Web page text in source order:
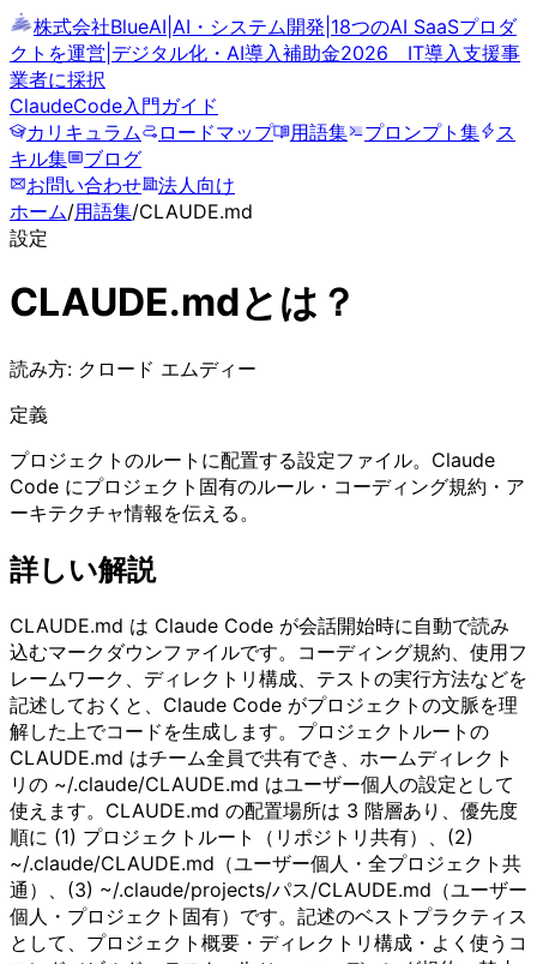
株式会社BlueAI AI・システム開発 18つのAI SaaSプロダ
クトを運営 デジタル化・AI導入補助金2026 IT導入支援事
業者に採択
ClaudeCode入門ガイド
カリキュラム
ロードマップ 用語集 プロンプト集
ス
キル集
ブログ
お問い合わせ
法人向け
ホーム/用語集/CLAUDE.md
設定
CLAUDE.mdとは？
読み方: クロード エムディー
定義
プロジェクトのルートに配置する設定ファイル。Claude
Code にプロジェクト固有のルール・コーディング規約・ア
ーキテクチャ情報を伝える。
詳しい解説
CLAUDE.md は Claude Code が会話開始時に自動で読み
込むマークダウンファイルです。コーディング規約、使用フ
レームワーク、ディレクトリ構成、テストの実行方法などを
記述しておくと、Claude Code がプロジェクトの文脈を理
解した上でコードを生成します。プロジェクトルートの
CLAUDE.md はチーム全員で共有でき、ホームディレクト
リの ~/.claude/CLAUDE.md はユーザー個人の設定として
使えます。CLAUDE.md の配置場所は 3 階層あり、優先度
順に (1) プロジェクトルート（リポジトリ共有）、(2)
~/.claude/CLAUDE.md（ユーザー個人・全プロジェクト共
通）、(3) ~/.claude/projects/パス/CLAUDE.md（ユーザー
個人・プロジェクト固有）です。記述のベストプラクティス
として、プロジェクト概要・ディレクトリ構成・よく使うコ